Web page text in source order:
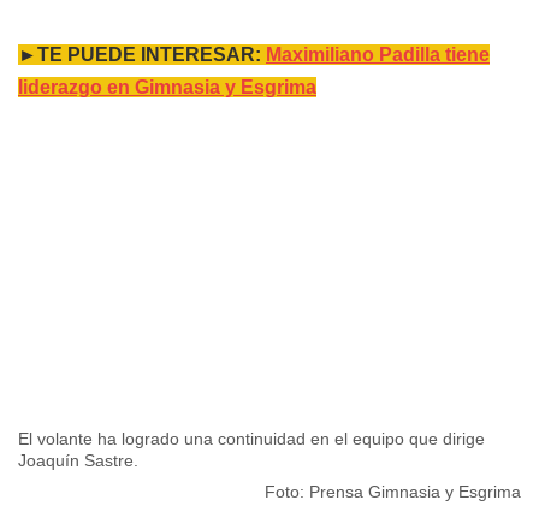
►TE PUEDE INTERESAR: Maximiliano Padilla tiene
liderazgo en Gimnasia y Esgrima
El volante ha logrado una continuidad en el equipo que dirige
Joaquín Sastre.
Foto: Prensa Gimnasia y Esgrima